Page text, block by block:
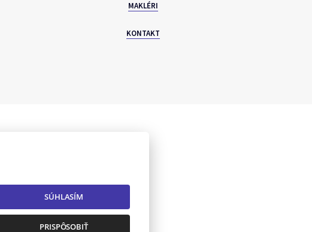
MAKLÉRI
KONTAKT
737, E-mail: info@torea.sk
SÚHLASÍM
PRISPÔSOBIŤ